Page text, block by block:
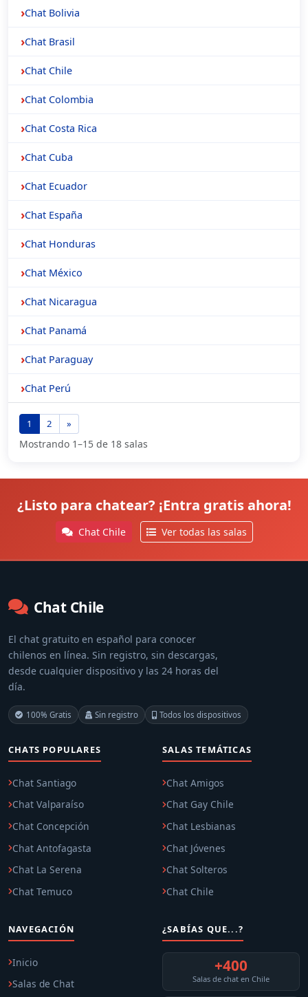
Chat Bolivia
Chat Brasil
Chat Chile
Chat Colombia
Chat Costa Rica
Chat Cuba
Chat Ecuador
Chat España
Chat Honduras
Chat México
Chat Nicaragua
Chat Panamá
Chat Paraguay
Chat Perú
1 2 »
Mostrando 1–15 de 18 salas
¿Listo para chatear? ¡Entra gratis ahora!
Chat Chile Ver todas las salas
Chat Chile
El chat gratuito en español para conocer
chilenos en línea. Sin registro, sin descargas,
desde cualquier dispositivo y las 24 horas del
día.
100% Gratis Sin registro Todos los dispositivos
CHATS POPULARES
Chat Santiago
Chat Valparaíso
Chat Concepción
Chat Antofagasta
Chat La Serena
Chat Temuco
SALAS TEMÁTICAS
Chat Amigos
Chat Gay Chile
Chat Lesbianas
Chat Jóvenes
Chat Solteros
Chat Chile
NAVEGACIÓN
Inicio
Salas de Chat
¿SABÍAS QUE...?
+400
Salas de chat en Chile